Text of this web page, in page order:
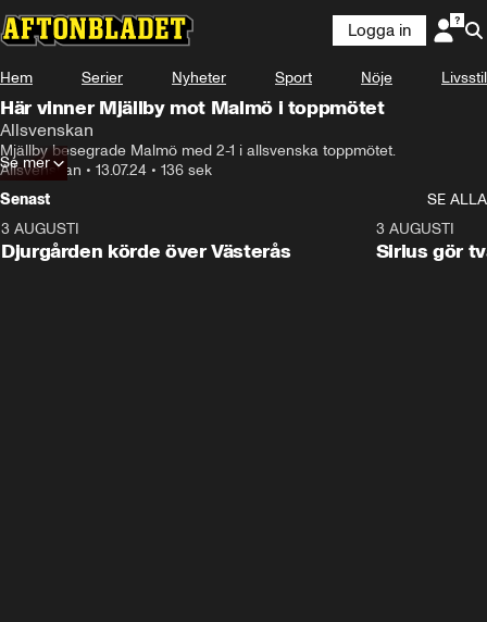
Logga in
Hem Serier Nyheter Sport Nöje Livsstil
Här vinner Mjällby mot Malmö i toppmötet
Allsvenskan
Mjällby besegrade Malmö med 2-1 i allsvenska toppmötet.
Allsvenskan • 13.07.24 • 136 sek
Se mer
Senast
SE ALLA
3 AUGUSTI
Djurgården körde över Västerås
3 AUGUSTI
Sirius gör